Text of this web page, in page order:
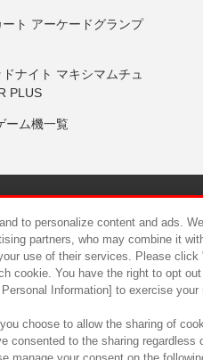
ート アーケードグランプ
ナイト マキシマムチュ
PLUS
ーム機一覧
いて カスタマーハラスメント
to personalize content and ads. We
partners, who may combine it
use of their services. Please click
cookie. You have the right to opt
Information] to exercise your
choose to allow the sharing of
consented to the sharing regardless